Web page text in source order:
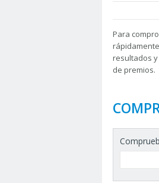
Para
resultados
de premios.